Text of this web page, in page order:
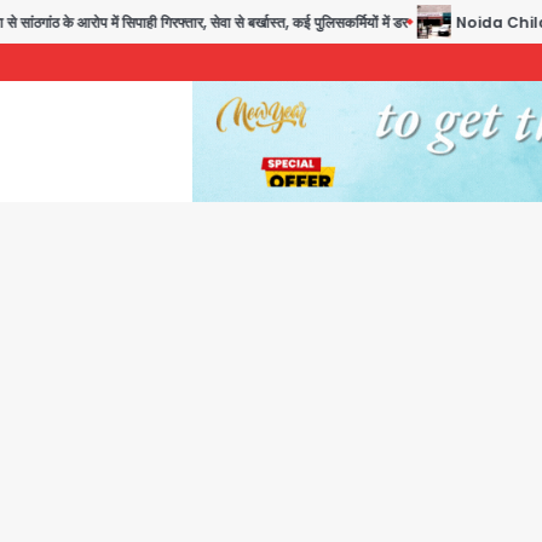
के आरोप में सिपाही गिरफ्तार, सेवा से बर्खास्त, कई पुलिसकर्मियों में डर Noida Child PGI